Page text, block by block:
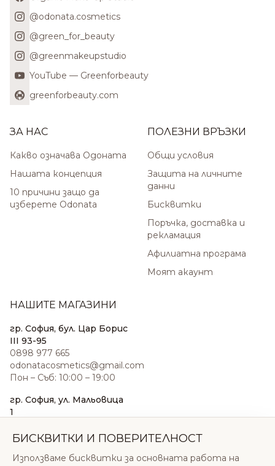
@odonata.cosmetics
@green_for_beauty
@greenmakeupstudio
YouTube — Greenforbeauty
greenforbeauty.com
ЗА НАС
Какво означава Одоната
Нашата концепция
10 причини защо да
изберете Odonata
ПОЛЕЗНИ ВРЪЗКИ
Общи условия
Защита на личните
данни
Бисквитки
Поръчка, доставка и
рекламация
Афилиатна програма
Моят акаунт
НАШИТЕ МАГАЗИНИ
гр. София, бул. Цар Борис
III 93-95
0898 977 665
odonatacosmetics@gmail.com
Пон – Съб: 10:00 – 19:00
гр. София, ул. Мальовица
1
sales@odonatacosmetics.com
Нед: 11:00 – 18:00
БИСКВИТКИ И ПОВЕРИТЕЛНОСТ
Използваме бисквитки за основната работа на